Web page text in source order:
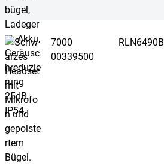
7000
00339500
RLN6490B